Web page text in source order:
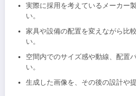
実際に採用を考えているメーカー
い。
家具や設備の配置を変えながら比
い。
空間内でのサイズ感や動線、配置
い。
生成した画像を、その後の設計や